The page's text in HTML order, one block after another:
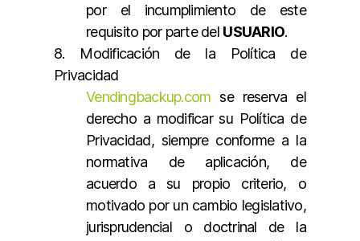
por el incumplimiento de este
requisito por parte del USUARIO.
8. Modificación de la Política de
Privacidad
Vendingbackup.com se reserva el
derecho a modificar su Política de
Privacidad, siempre conforme a la
normativa de aplicación, de
acuerdo a su propio criterio, o
motivado por un cambio legislativo,
jurisprudencial o doctrinal de la